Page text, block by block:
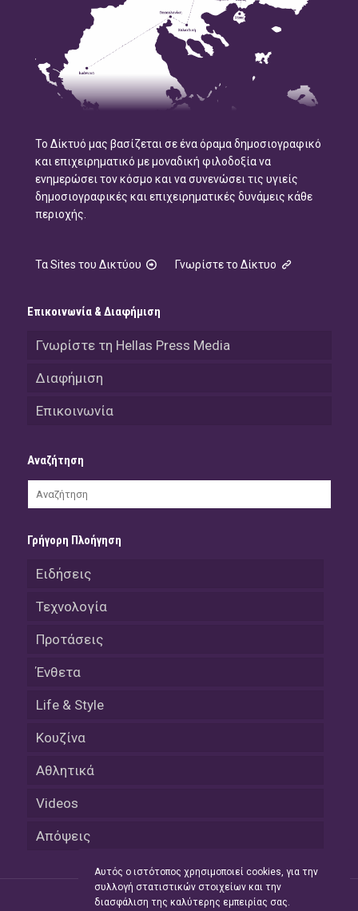
Το Δίκτυό μας βασίζεται σε ένα όραμα δημοσιογραφικό
και επιχειρηματικό με μοναδική φιλοδοξία να
ενημερώσει τον κόσμο και να συνενώσει τις υγιείς
δημοσιογραφικές και επιχειρηματικές δυνάμεις κάθε
περιοχής.
Τα Sites του Δικτύου Γνωρίστε το Δίκτυο
Επικοινωνία & Διαφήμιση
Γνωρίστε τη Hellas Press Media
Διαφήμιση
Επικοινωνία
Αναζήτηση
Γρήγορη Πλοήγηση
Ειδήσεις
Τεχνολογία
Προτάσεις
Ένθετα
Life & Style
Κουζίνα
Αθλητικά
Videos
Απόψεις
Αυτός ο ιστότοπος χρησιμοποιεί cookies, για την
συλλογή στατιστικών στοιχείων και την
διασφάλιση της καλύτερης εμπειρίας σας.